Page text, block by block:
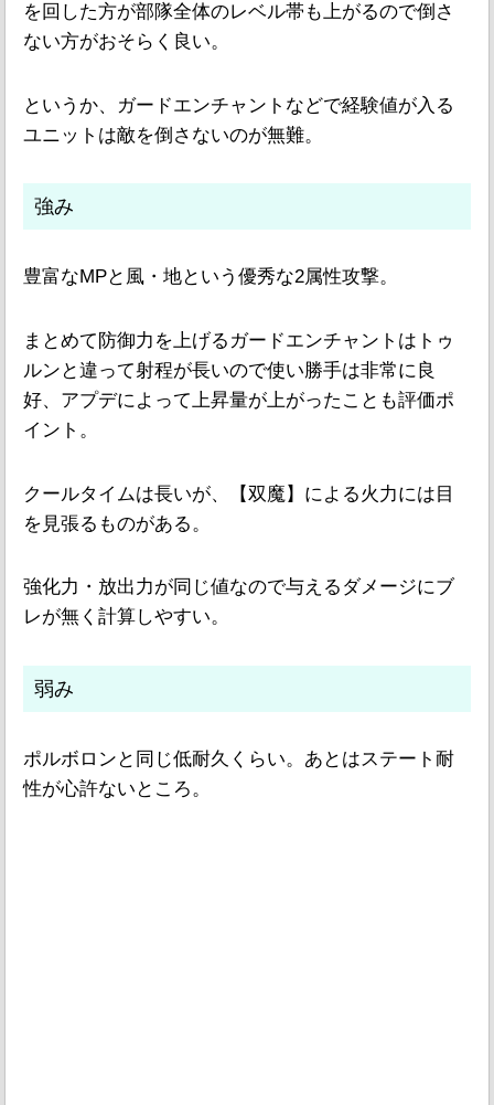
を回した方が部隊全体のレベル帯も上がるので倒さ
ない方がおそらく良い。
というか、ガードエンチャントなどで経験値が入る
ユニットは敵を倒さないのが無難。
強み
豊富なMPと風・地という優秀な2属性攻撃。
まとめて防御力を上げるガードエンチャントはトゥ
ルンと違って射程が長いので使い勝手は非常に良
好、アプデによって上昇量が上がったことも評価ポ
イント。
クールタイムは長いが、【双魔】による火力には目
を見張るものがある。
強化力・放出力が同じ値なので与えるダメージにブ
レが無く計算しやすい。
弱み
ポルボロンと同じ低耐久くらい。あとはステート耐
性が心許ないところ。